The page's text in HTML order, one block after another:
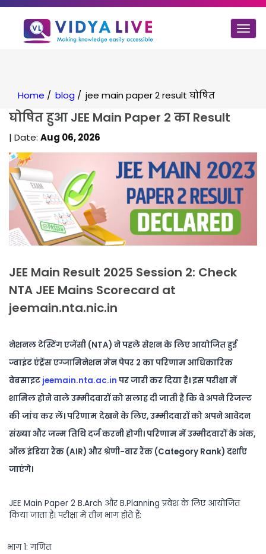
Home / blog / jee main paper 2 result घोषित
घोषित हुआ JEE Main Paper 2 का Result
| Date: Aug 06, 2026
JEE Main Result 2025 Session 2: Check
NTA JEE Mains Scorecard at
jeemain.nta.nic.in
नेशनलटेस्टिंगएजेंसी (NTA) नेपहलेसेशनकेलिएआयोजितहुई
ज्वाइंटएंट्रेंसएग्जामिनेशनमेनपेपर 2 कापरिणामआधिकारिक
वेबसाइट jeemain.nta.ac.in परजारीकरदियाहै।इसपरीक्षामें
शामिलहोनेवालेउम्मीदवारोंकोसलाहदीजातीहैकिवेअपनेरिजल्ट
कीजांचकरलें।परिणामदेखनेकेलिए,उम्मीदवारोंकोअपनेआवेदन
संख्याऔरजन्मतिथिदर्जकरनीहोगी।परिणाममेंउम्मीदवारोंकेअंक,
ऑलइंडियारैंक (AIR) औरश्रेणी-वाररैंक (Category Rank) दर्शाए
जाएंगे।
JEE Main Paper 2 B.Arch और B.Planningप्रवेश के लिए आयोजित
किया जाता है। परीक्षा में तीन भाग होते हैं:
भाग1:गणित